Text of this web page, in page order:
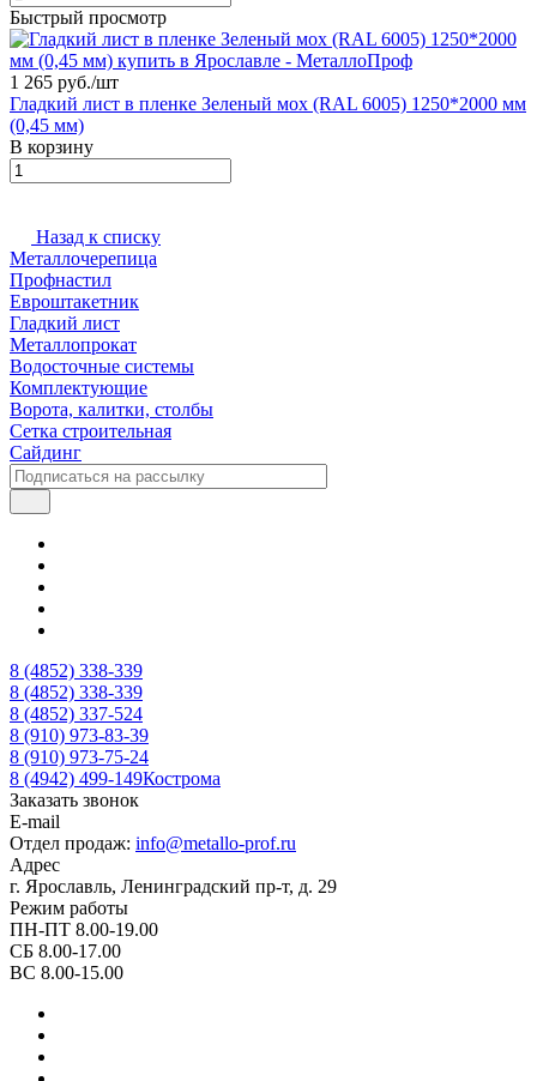
Быстрый просмотр
1 265 руб./шт
Гладкий лист в пленке Зеленый мох (RAL 6005) 1250*2000 мм
(0,45 мм)
В корзину
Назад к списку
Металлочерепица
Профнастил
Евроштакетник
Гладкий лист
Металлопрокат
Водосточные системы
Комплектующие
Ворота, калитки, столбы
Сетка строительная
Сайдинг
8 (4852) 338-339
8 (4852) 338-339
8 (4852) 337-524
8 (910) 973-83-39
8 (910) 973-75-24
8 (4942) 499-149Кострома
Заказать звонок
E-mail
Отдел продаж: info@metallo-prof.ru
Адрес
г. Ярославль, Ленинградский пр-т, д. 29
Режим работы
ПН-ПТ 8.00-19.00
СБ 8.00-17.00
ВС 8.00-15.00